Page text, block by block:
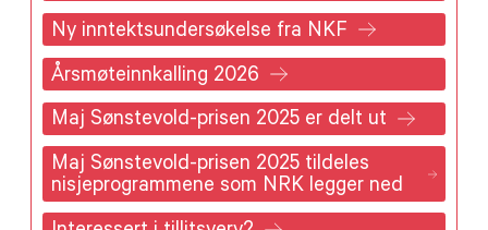
Ny inntektsundersøkelse fra NKF
Årsmøteinnkalling 2026
Maj Sønstevold-prisen 2025 er delt ut
Maj Sønstevold-prisen 2025 tildeles
nisjeprogrammene som NRK legger ned